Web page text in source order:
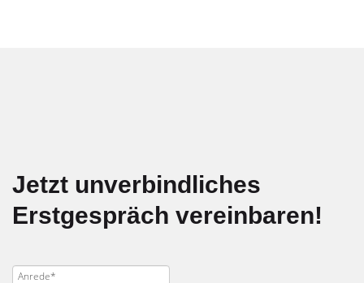
Jetzt unverbindliches
Erstgespräch vereinbaren!